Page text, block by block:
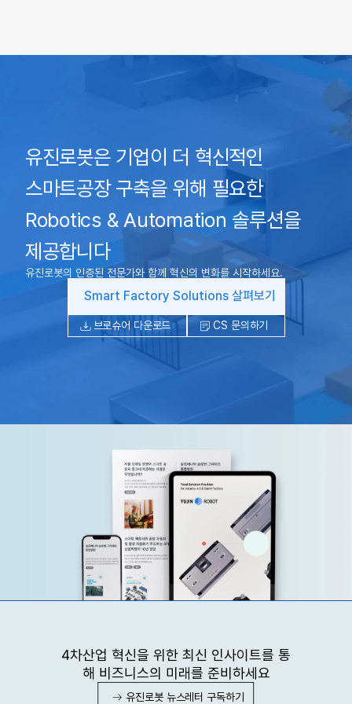
유진로봇은 기업이 더 혁신적인
스마트공장 구축을 위해 필요한
Robotics & Automation 솔루션을
제공합니다
유진로봇의 인증된 전문가와 함께 혁신의 변화를 시작하세요.
Smart Factory Solutions 살펴보기
브로슈어 다운로드 CS 문의하기
4차산업 혁신을 위한 최신 인사이트를 통
해 비즈니스의 미래를 준비하세요
유진로봇 뉴스레터 구독하기